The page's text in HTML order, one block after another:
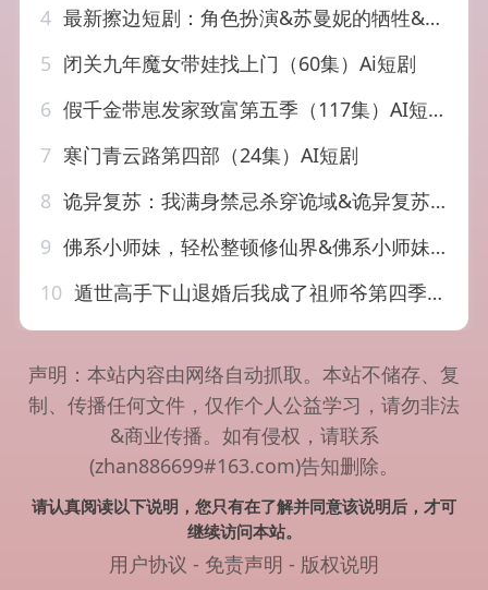
4 最新擦边短剧：角色扮演&苏曼妮的牺牲&硬不起来的丈夫&小姨子的角…
5 闭关九年魔女带娃找上门（60集）Ai短剧
6 假千金带崽发家致富第五季（117集）AI短剧
7 寒门青云路第四部（24集）AI短剧
8 诡异复苏：我满身禁忌杀穿诡域&诡异复苏我满身禁忌杀穿诡域（48集）AI短剧
9 佛系小师妹，轻松整顿修仙界&佛系小师妹轻松整顿修仙界（46集）AI短剧
10 遁世高手下山退婚后我成了祖师爷第四季（93集）AI短剧
声明：本站内容由网络自动抓取。本站不储存、复
制、传播任何文件，仅作个人公益学习，请勿非法
&商业传播。如有侵权，请联系
(zhan886699#163.com)告知删除。
请认真阅读以下说明，您只有在了解并同意该说明后，才可
继续访问本站。
用户协议 - 免责声明 - 版权说明